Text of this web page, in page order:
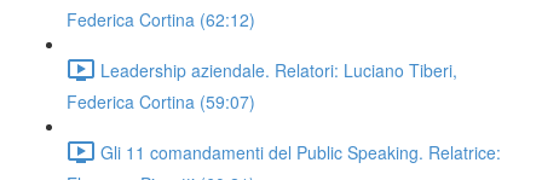
Federica Cortina (62:12)
Leadership aziendale. Relatori: Luciano Tiberi,
Federica Cortina (59:07)
Gli 11 comandamenti del Public Speaking. Relatrice: